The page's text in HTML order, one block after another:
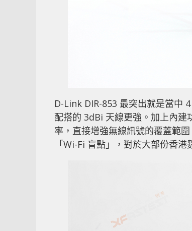
D-Link DIR-853 最突出就是當中
配搭的 3dBi 天線更強。加上內
率，直接增強無線訊號的覆蓋範
「Wi-Fi 盲點」，對於大部份香